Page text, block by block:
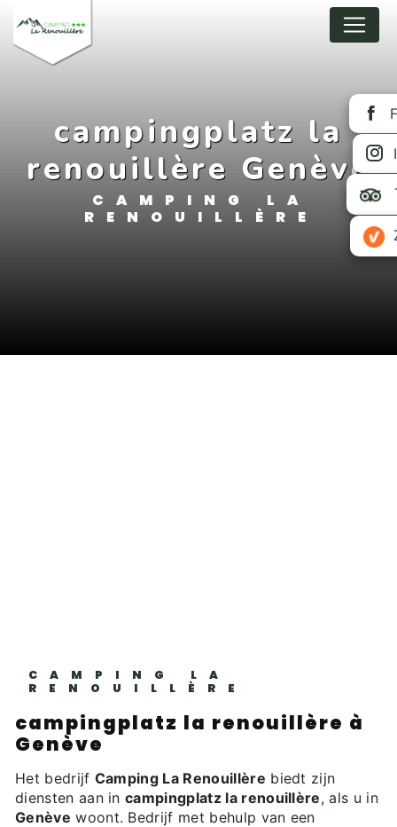
campingplatz la
renouillère Genève
CAMPING LA
RENOUILLÈRE
CAMPING LA
RENOUILLÈRE
campingplatz la renouillère à
Genève
Het bedrijf Camping La Renouillère biedt zijn
diensten aan incampingplatz la renouillère, als u in
Genève woont. Bedrijf met behulp van een